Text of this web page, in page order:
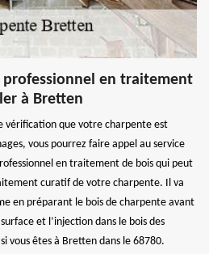
en traitement
à Bretten
vérification que votre charpente est
vous pourrez faire appel au service
en traitement de bois qui peut
curatif de votre charpente. Il va
en préparant le bois de charpente avant
et l’injection dans le bois des
vous êtes à Bretten dans le 68780.